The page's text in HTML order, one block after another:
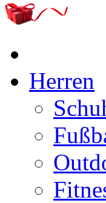
Herren